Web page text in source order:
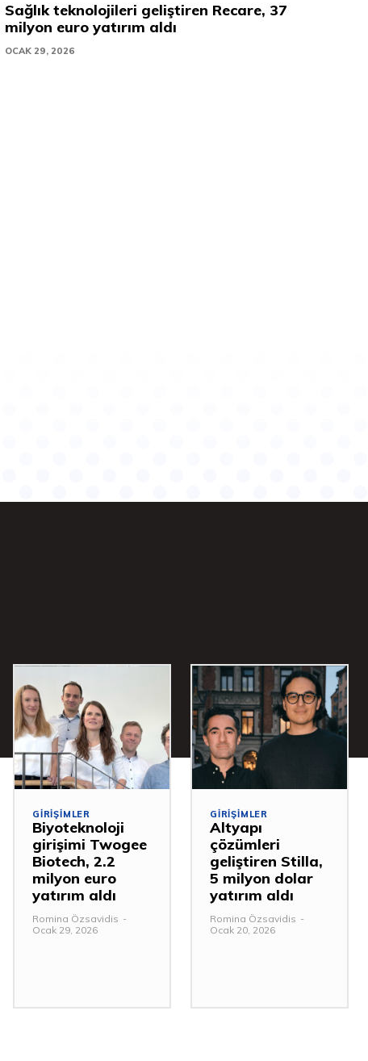
Sağlık teknolojileri geliştiren Recare, 37
milyon euro yatırım aldı
OCAK 29, 2026
GIRIŞIMLER
Biyoteknoloji
girişimi Twogee
Biotech, 2.2
milyon euro
yatırım aldı
Romina Özsavidis -
Ocak 29, 2026
GIRIŞIMLER
Altyapı
çözümleri
geliştiren Stilla,
5 milyon dolar
yatırım aldı
Romina Özsavidis -
Ocak 20, 2026